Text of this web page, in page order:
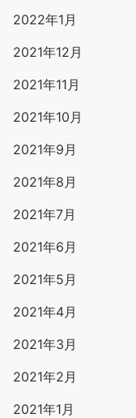
2022年1月
2021年12月
2021年11月
2021年10月
2021年9月
2021年8月
2021年7月
2021年6月
2021年5月
2021年4月
2021年3月
2021年2月
2021年1月